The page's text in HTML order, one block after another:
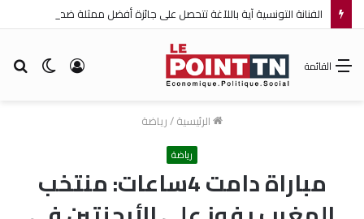
الوضع تسجيل
القائمة
الرئيسية/رياضة
رياضة
مباراة دامت 4ساعات: منتخب